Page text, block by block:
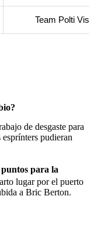
Team Polti
de desgaste para
pudieran
para la
lugar por el puerto
a Bric Berton.